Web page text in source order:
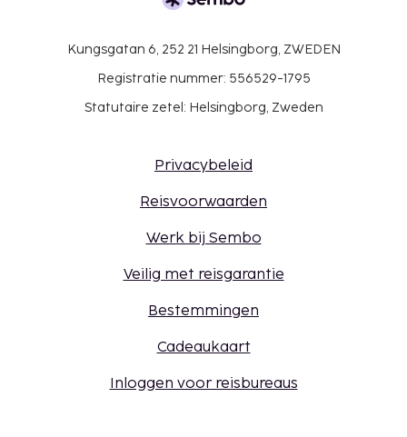
Kungsgatan 6, 252 21 Helsingborg, ZWEDEN
Registratie nummer: 556529-1795
Statutaire zetel: Helsingborg, Zweden
Privacybeleid
Reisvoorwaarden
Werk bij Sembo
Veilig met reisgarantie
Bestemmingen
Cadeaukaart
Inloggen voor reisbureaus